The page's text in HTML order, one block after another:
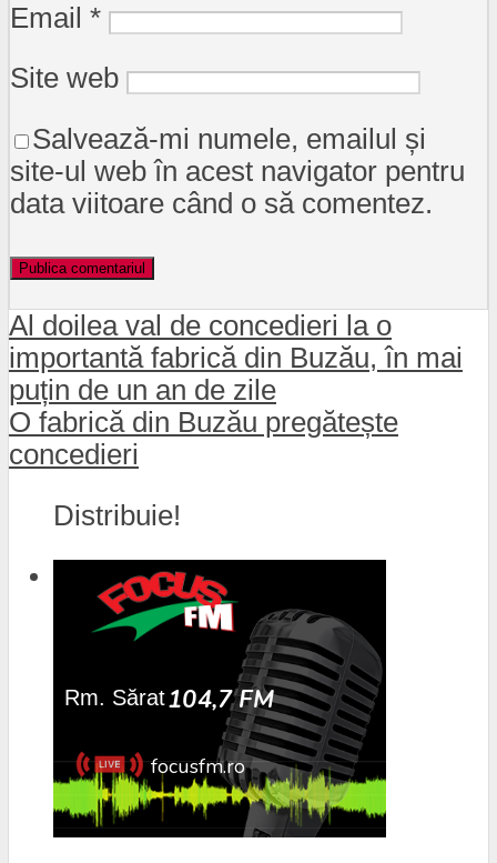
Email *
Site web
Salvează-mi numele, emailul și
site-ul web în acest navigator pentru
data viitoare când o să comentez.
Al doilea val de concedieri la o
importantă fabrică din Buzău, în mai
puțin de un an de zile
O fabrică din Buzău pregătește
concedieri
Distribuie!